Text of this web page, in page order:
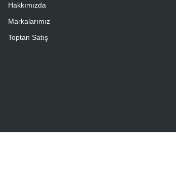
Hakkımızda
Markalarımız
Toptan Satış